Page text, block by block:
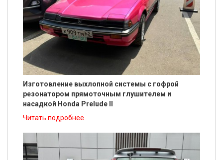
Изготовление выхлопной системы с гофрой
резонатором прямоточным глушителем и
насадкой Honda Prelude II
Читать подробнее